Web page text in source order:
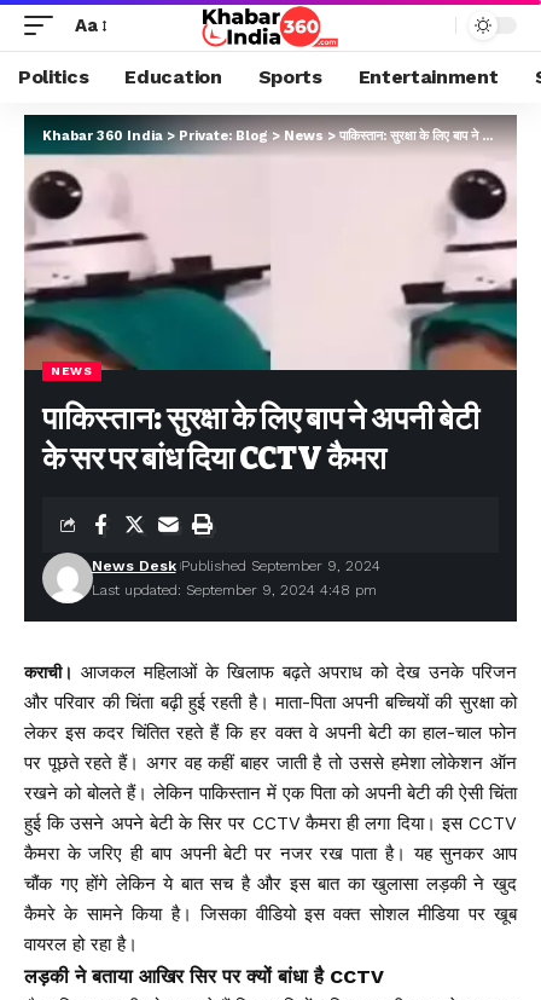
Aa
Politics Education Sports Entertainment
Khabar 360 India > Private: Blog>News>पाकिस्तान: सुरक्षा के लिए बाप ने अपनी बेटी के सर पर बांध दिया CCTV कैमरा
NEWS
पाकिस्तान: सुरक्षा के लिए बाप ने अपनी बेटी
के सर पर बांध दिया CCTV कैमरा
Last updated: September 9, 2024 4:48 pm
News Desk Published September 9, 2024
कराची। आजकल महिलाओं के खिलाफ बढ़ते अपराध को देख उनके परिजन
और परिवार की चिंता बढ़ी हुई रहती है। माता-पिता अपनी बच्चियों की सुरक्षा को
लेकर इस कदर चिंतित रहते हैं कि हर वक्त वे अपनी बेटी का हाल-चाल फोन
पर पूछते रहते हैं। अगर वह कहीं बाहर जाती है तो उससे हमेशा लोकेशन ऑन
रखने को बोलते हैं। लेकिन पाकिस्तान में एक पिता को अपनी बेटी की ऐसी चिंता
हुई कि उसने अपने बेटी के सिर पर CCTV कैमरा ही लगा दिया। इस CCTV
कैमरा के जरिए ही बाप अपनी बेटी पर नजर रख पाता है। यह सुनकर आप
चौंक गए होंगे लेकिन ये बात सच है और इस बात का खुलासा लड़की ने खुद
कैमरे के सामने किया है। जिसका वीडियो इस वक्त सोशल मीडिया पर खूब
वायरल हो रहा है।
लड़की ने बताया आखिर सिर पर क्यों बांधा है CCTV